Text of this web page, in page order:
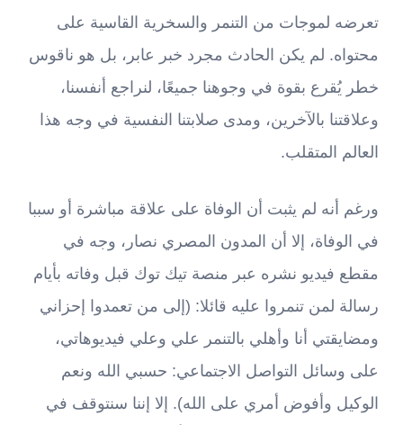
تعرضه لموجات من التنمر والسخرية القاسية على
محتواه. لم يكن الحادث مجرد خبر عابر، بل هو ناقوس
خطر يُقرع بقوة في وجوهنا جميعًا، لنراجع أنفسنا،
وعلاقتنا بالآخرين، ومدى صلابتنا النفسية في وجه هذا
العالم المتقلب.
ورغم أنه لم يثبت أن الوفاة على علاقة مباشرة أو سببا
في الوفاة، إلا أن المدون المصري نصار، وجه في
مقطع فيديو نشره عبر منصة تيك توك قبل وفاته بأيام
رسالة لمن تنمروا عليه قائلا: (إلى من تعمدوا إحزاني
ومضايقتي أنا وأهلي بالتنمر علي وعلي فيديوهاتي،
على وسائل التواصل الاجتماعي: حسبي الله ونعم
الوكيل وأفوض أمري على الله). إلا إننا سنتوقف في